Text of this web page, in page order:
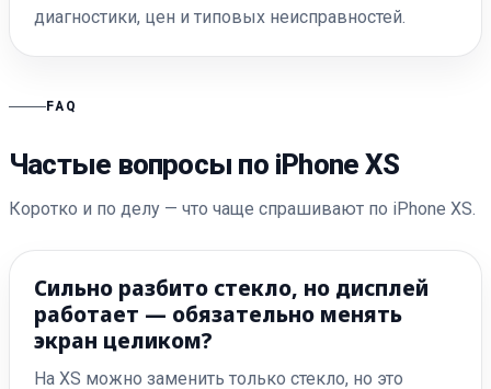
диагностики, цен и типовых неисправностей.
FAQ
Частые вопросы по iPhone XS
Коротко и по делу — что чаще спрашивают по iPhone XS.
Сильно разбито стекло, но дисплей
работает — обязательно менять
экран целиком?
На XS можно заменить только стекло, но это